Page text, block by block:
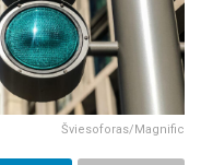
Šviesoforas/Magnific